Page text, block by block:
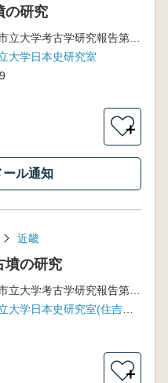
の研究
大阪市立大学考古学研究報告第3冊
大学日本史研究室
＋
ール通知
近畿
墳の研究
大阪市立大学考古学研究報告第2冊
大阪市立大学日本史研究室(住吉考古学研究室)
＋